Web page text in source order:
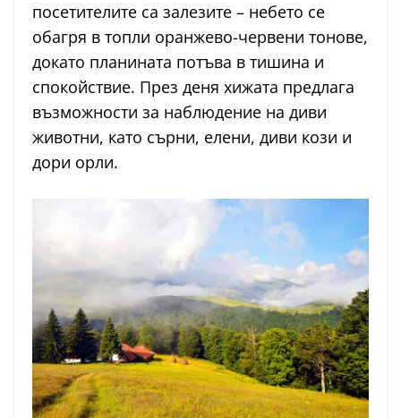
посетителите са залезите – небето се
обагря в топли оранжево-червени тонове,
докато планината потъва в тишина и
спокойствие. През деня хижата предлага
възможности за наблюдение на диви
животни, като сърни, елени, диви кози и
дори орли.